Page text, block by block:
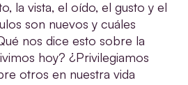
la vista, el oído, el gusto y el
son nuevos y cuáles
nos dice esto sobre la
hoy? ¿Privilegiamos
otros en nuestra vida